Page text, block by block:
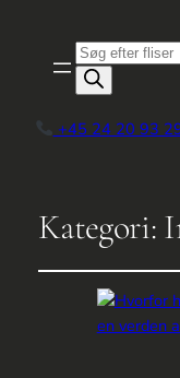
Produktsøgning
+45 24 20 93
Kategori: